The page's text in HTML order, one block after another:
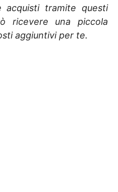
acquisti tramite questi
ricevere una piccola
aggiuntivi per te.